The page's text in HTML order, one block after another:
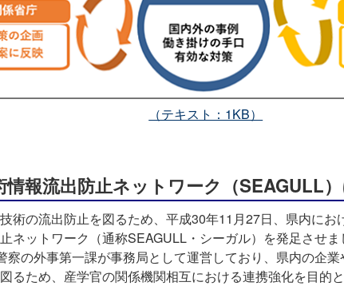
（テキスト：1KB）
報流出防止ネットワーク（SEAGULL
術の流出防止を図るため、平成30年11月27日、県内にお
ネットワーク（通称SEAGULL・シーガル）を発足させま
察の外事第一課が事務局として運営しており、県内の企
るため、産学官の関係機関相互における連携強化を目的と